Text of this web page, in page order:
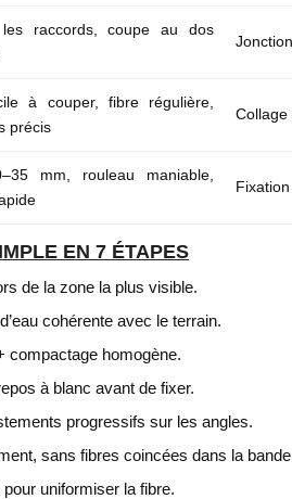
les raccords, coupe au dos
à couper, fibre régulière,
précis
Collage
mm, rouleau maniable,
EN 7 ÉTAPES
de la zone la plus visible.
cohérente avec le terrain.
compactage homogène.
à blanc avant de fixer.
progressifs sur les angles.
sans fibres coincées dans la
uniformiser la fibre.